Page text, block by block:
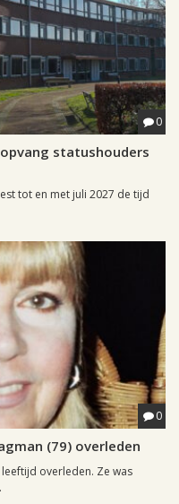
0
statushouders
tot en met juli 2027 de tijd
0
(79) overleden
overleden. Ze was